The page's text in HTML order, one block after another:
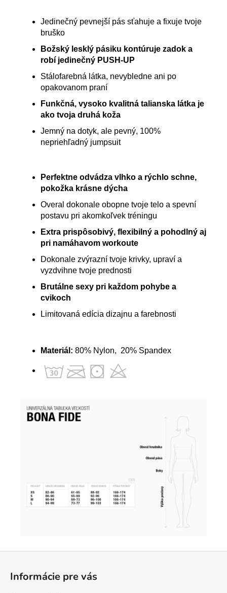
Jedinečný pevnejší pás sťahuje a fixuje tvoje
bruško
Božský lesklý pásiku kontúruje zadok a
robí jedinečný PUSH-UP
Stálofarebná látka, nevybledne ani po
opakovanom praní
Funkčná, vysoko kvalitná talianska látka je
ako tvoja druhá koža
Jemný na dotyk, ale pevný, 100%
nepriehľadný jumpsuit
Perfektne odvádza vlhko a rýchlo schne,
pokožka krásne dýcha
Overal dokonale obopne tvoje telo a spevní
postavu pri akomkoľvek tréningu
Extra prispôsobivý, flexibilný a pohodlný aj
pri namáhavom workoute
Dokonale zvýrazní tvoje krivky, upraví a
vyzdvihne tvoje prednosti
Brutálne sexy pri každom pohybe a
cvikoch
Limitovaná edícia dizajnu a farebnosti
Materiál: 80% Nylon, 20% Spandex
Informácie pre vás